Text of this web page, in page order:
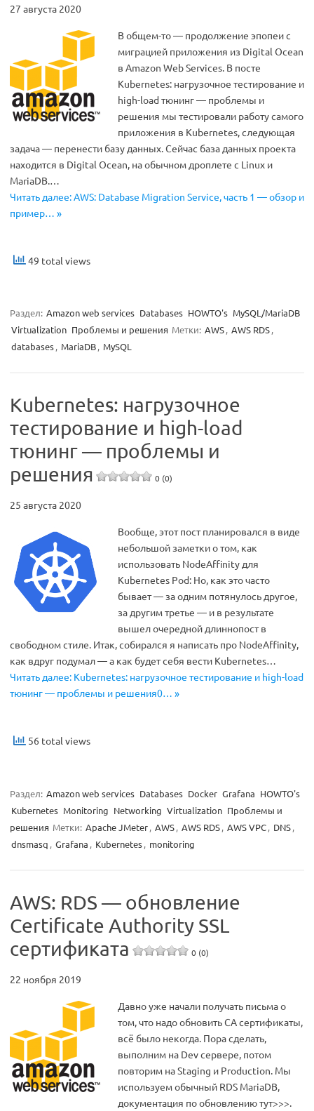
27 августа 2020
В общем-то — продолжение эпопеи с
миграцией приложения из Digital Ocean
в Amazon Web Services. В посте
Kubernetes: нагрузочное тестирование и
high-load тюнинг — проблемы и
решения мы тестировали работу самого
приложения в Kubernetes, следующая
задача — перенести базу данных. Сейчас база данных проекта
находится в Digital Ocean, на обычном дроплете с Linux и
MariaDB.…
Читать далее: AWS: Database Migration Service, часть 1 — обзор и
пример… »
49 total views
Раздел: Amazon web services Databases HOWTO's MySQL/MariaDB
Virtualization Проблемы и решения Метки: AWS, AWS RDS,
databases, MariaDB, MySQL
Kubernetes: нагрузочное
тестирование и high-load
тюнинг — проблемы и
решения
0 (0)
25 августа 2020
Вообще, этот пост планировался в виде
небольшой заметки о том, как
использовать NodeAffinity для
Kubernetes Pod: Но, как это часто
бывает — за одним потянулось другое,
за другим третье — и в результате
вышел очередной длиннопост в
свободном стиле. Итак, собирался я написать про NodeAffinity,
как вдруг подумал — а как будет себя вести Kubernetes…
Читать далее: Kubernetes: нагрузочное тестирование и high-load
тюнинг — проблемы и решения0… »
56 total views
Раздел: Amazon web services Databases Docker Grafana HOWTO's
Kubernetes Monitoring Networking Virtualization Проблемы и
решения Метки: Apache JMeter, AWS, AWS RDS, AWS VPC, DNS,
dnsmasq , Grafana , Kubernetes, monitoring
AWS: RDS — обновление
Certificate Authority SSL
сертификата
0 (0)
22 ноября 2019
Давно уже начали получать письма о
том, что надо обновить CA сертификаты,
всё было некогда. Пора сделать,
выполним на Dev сервере, потом
повторим на Staging и Production. Мы
используем обычный RDS MariaDB,
документация по обновлению тут>>>.